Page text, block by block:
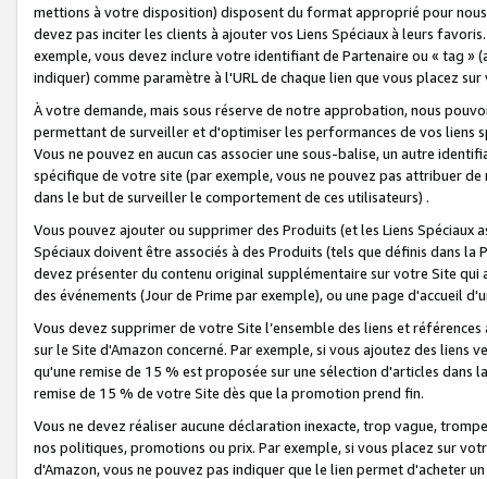
mettions à votre disposition) disposent du format approprié pour
devez pas inciter les clients à ajouter vos Liens Spéciaux à leurs
exemple, vous devez inclure votre identifiant de Partenaire ou « tag
indiquer) comme paramètre à l'URL de chaque lien que vous placez
À votre demande, mais sous réserve de notre approbation, nous
permettant de surveiller et d'optimiser les performances de vos liens
Vous ne pouvez en aucun cas associer une sous-balise, un autre
spécifique de votre site (par exemple, vous ne pouvez pas attribuer
dans le but de surveiller le comportement de ces utilisateurs) .
Vous pouvez ajouter ou supprimer des Produits (et les Liens
Spéciaux doivent être associés à des Produits (tels que définis dans
devez présenter du contenu original supplémentaire sur votre Site qui
des événements (Jour de Prime par exemple), ou une page d'accueil
Vous devez supprimer de votre Site l’ensemble des liens et
sur le Site d'Amazon concerné. Par exemple, si vous ajoutez des
qu'une remise de 15 % est proposée sur une sélection d'articles
remise de 15 % de votre Site dès que la promotion prend fin.
Vous ne devez réaliser aucune déclaration inexacte, trop vague,
nos politiques, promotions ou prix. Par exemple, si vous placez sur
d'Amazon, vous ne pouvez pas indiquer que le lien permet d'acheter